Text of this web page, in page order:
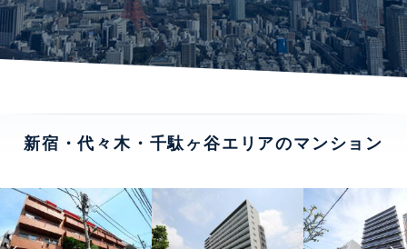
新宿・代々木・千駄ヶ谷エリアのマンション